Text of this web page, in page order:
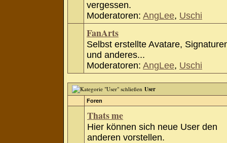
vergessen.
Moderatoren: AngLee, Uschi
FanArts
Selbst erstellte Avatare,
und anderes...
Moderatoren: AngLee, Uschi
User
Foren
Thats me
Hier können sich neue User den
anderen vorstellen.